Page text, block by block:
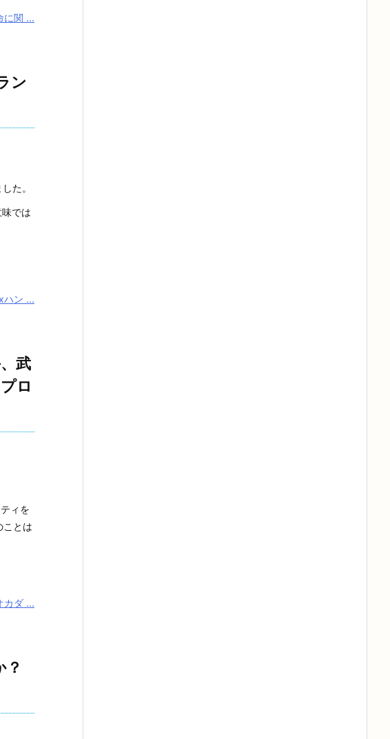
に関 ...
ン
た。
では
ハン ...
武
ロ
ィを
ことは
カダ ...
？